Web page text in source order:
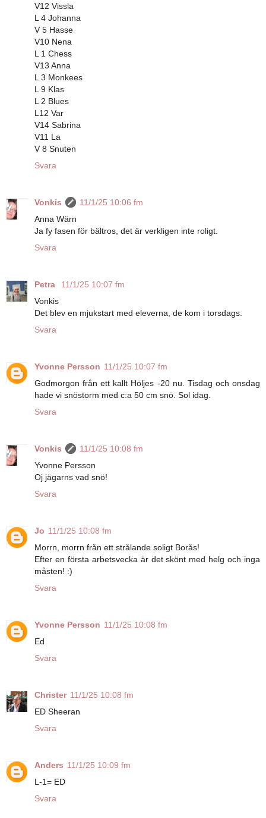
V12 Vissla
L 4 Johanna
V 5 Hasse
V10 Nena
L 1 Chess
V13 Anna
L 3 Monkees
L 9 Klas
L 2 Blues
L12 Var
V14 Sabrina
V11 La
V 8 Snuten
Svara
Vonkis
11/1/25 10:06 fm
Anna Wärn
Ja fy fasen för bältros, det är verkligen inte roligt.
Svara
Petra
11/1/25 10:07 fm
Vonkis
Det blev en mjukstart med eleverna, de kom i torsdags.
Svara
Yvonne Persson 11/1/25 10:07 fm
Godmorgon från ett kallt Höljes -20 nu. Tisdag och onsdag
hade vi snöstorm med c:a 50 cm snö. Sol idag.
Svara
Vonkis
11/1/25 10:08 fm
Yvonne Persson
Oj jägarns vad snö!
Svara
Jo 11/1/25 10:08 fm
Morrn, morrn från ett strålande soligt Borås!
Efter en första arbetsvecka är det skönt med helg och inga
måsten! :)
Svara
Yvonne Persson 11/1/25 10:08 fm
Ed
Svara
Christer 11/1/25 10:08 fm
ED Sheeran
Svara
Anders 11/1/25 10:09 fm
L-1= ED
Svara